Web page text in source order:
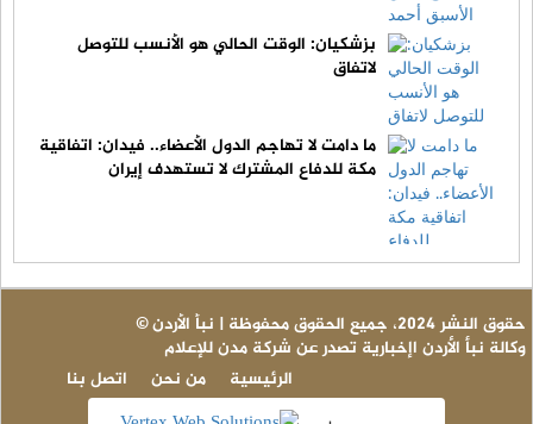
بزشكيان: الوقت الحالي هو الأنسب للتوصل
لاتفاق
ما دامت لا تهاجم الدول الأعضاء.. فيدان: اتفاقية
مكة للدفاع المشترك لا تستهدف إيران
© حقوق النشر 2024، جميع الحقوق محفوظة | نبأ الأردن
وكالة نبأ الأردن اإخبارية تصدر عن شركة مدن للإعلام
اتصل بنا
من نحن الرئيسية